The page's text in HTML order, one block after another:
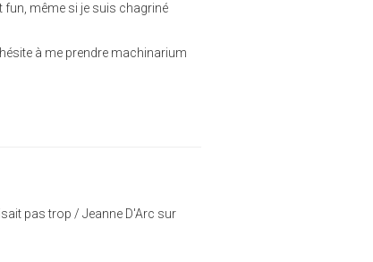
même si je suis chagriné
à me prendre machinarium
pas trop / Jeanne D'Arc sur